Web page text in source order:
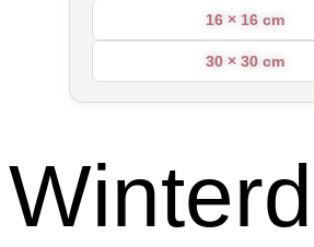
16 × 16 cm
30 × 30 cm